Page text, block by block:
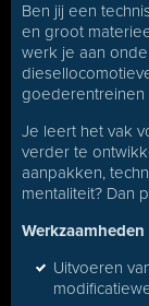
Ben jij een
en groot
werk je aan
goederentreinen
Je leert het vak
verder te
aanpakken,
mentaliteit? Dan
Werkzaamheden
Uitvoeren